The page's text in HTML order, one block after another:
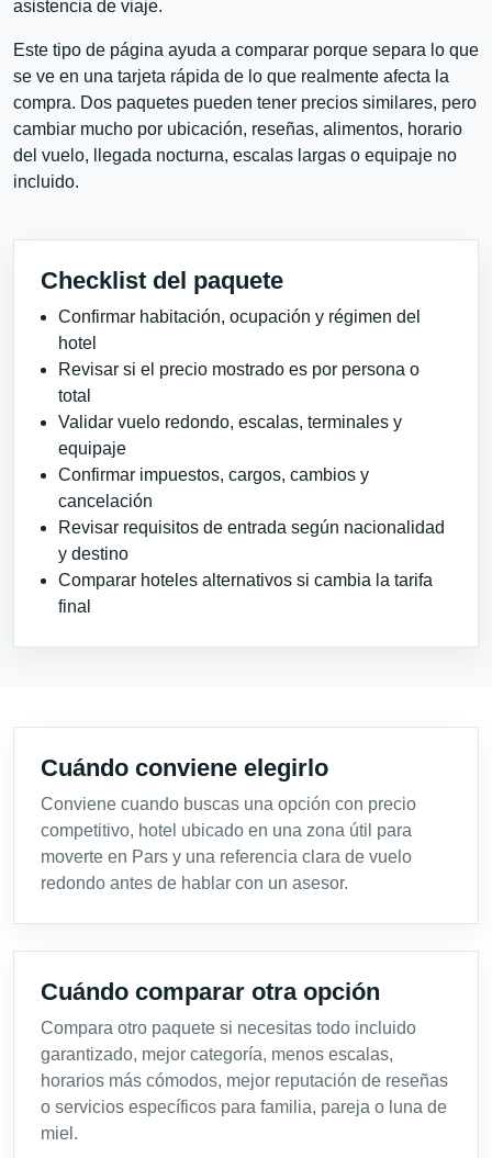
asistencia de viaje.
Este tipo de página ayuda a comparar porque separa lo que
se ve en una tarjeta rápida de lo que realmente afecta la
compra. Dos paquetes pueden tener precios similares, pero
cambiar mucho por ubicación, reseñas, alimentos, horario
del vuelo, llegada nocturna, escalas largas o equipaje no
incluido.
Checklist del paquete
Confirmar habitación, ocupación y régimen del
hotel
Revisar si el precio mostrado es por persona o
total
Validar vuelo redondo, escalas, terminales y
equipaje
Confirmar impuestos, cargos, cambios y
cancelación
Revisar requisitos de entrada según nacionalidad
y destino
Comparar hoteles alternativos si cambia la tarifa
final
Cuándo conviene elegirlo
Conviene cuando buscas una opción con precio
competitivo, hotel ubicado en una zona útil para
moverte en Pars y una referencia clara de vuelo
redondo antes de hablar con un asesor.
Cuándo comparar otra opción
Compara otro paquete si necesitas todo incluido
garantizado, mejor categoría, menos escalas,
horarios más cómodos, mejor reputación de reseñas
o servicios específicos para familia, pareja o luna de
miel.